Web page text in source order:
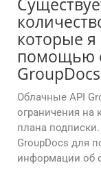
которые
помощью
Облачные API
ограничения на
плана
GroupDocs для
информации об